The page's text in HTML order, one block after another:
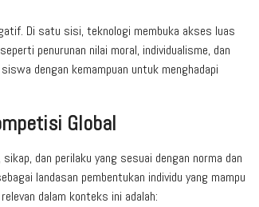
Di satu sisi, teknologi membuka akses luas
penurunan nilai moral, individualisme, dan
dengan kemampuan untuk menghadapi
Global
dan perilaku yang sesuai dengan norma dan
landasan pembentukan individu yang mampu
dalam konteks ini adalah: